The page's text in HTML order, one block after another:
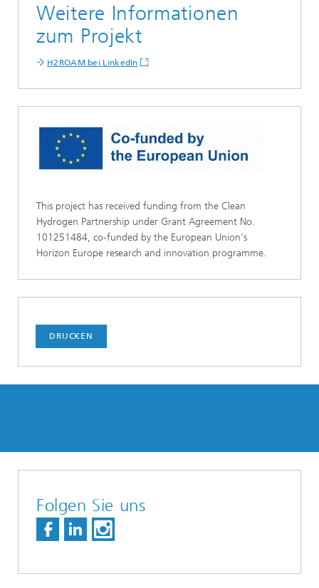
Weitere Informationen
zum Projekt
H2ROAM bei LinkedIn
This project has received funding from the Clean
Hydrogen Partnership under Grant Agreement No.
101251484, co-funded by the European Union's
Horizon Europe research and innovation programme.
DRUCKEN
Folgen Sie uns